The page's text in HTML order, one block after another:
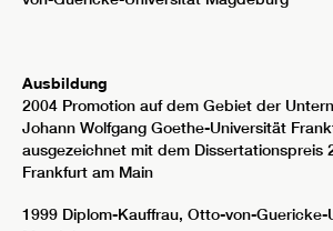
Ausbildung
2004 Promotion auf dem Gebiet der
Johann Wolfgang Goethe-Universität
ausgezeichnet mit dem Dissertationspreis
Frankfurt am Main
1999 Diplom-Kauffrau, Otto-von-Guericke-